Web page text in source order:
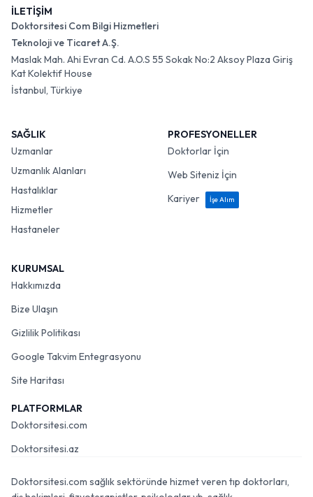
İLETİŞİM
Doktorsitesi Com Bilgi Hizmetleri
Teknoloji ve Ticaret A.Ş.
Maslak Mah. Ahi Evran Cd. A.O.S 55 Sokak No:2 Aksoy Plaza Giriş
Kat Kolektif House
İstanbul, Türkiye
SAĞLIK
Uzmanlar
Uzmanlık Alanları
Hastalıklar
Hizmetler
Hastaneler
PROFESYONELLER
Doktorlar İçin
Web Siteniz İçin
Kariyer
İşe Alım
KURUMSAL
Hakkımızda
Bize Ulaşın
Gizlilik Politikası
Google Takvim Entegrasyonu
Site Haritası
PLATFORMLAR
Doktorsitesi.com
Doktorsitesi.az
Doktorsitesi.com sağlık sektöründe hizmet veren tıp doktorları,